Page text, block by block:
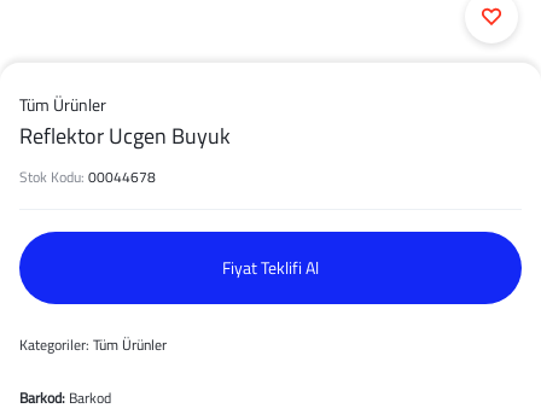
Tüm Ürünler
Reflektor Ucgen Buyuk
Stok Kodu: 00044678
Fiyat Teklifi Al
Kategoriler: Tüm Ürünler
Barkod: Barkod